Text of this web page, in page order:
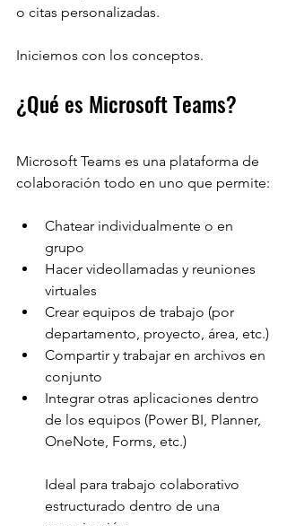
o citas personalizadas.
Iniciemos con los conceptos.
¿Qué es Microsoft Teams?
Microsoft Teams es una plataforma de
colaboración todo en uno que permite:
Chatear individualmente o en
grupo
Hacer videollamadas y reuniones
virtuales
Crear equipos de trabajo (por
departamento, proyecto, área, etc.)
Compartir y trabajar en archivos en
conjunto
Integrar otras aplicaciones dentro
de los equipos (Power BI, Planner,
OneNote, Forms, etc.)
Ideal para trabajo colaborativo
estructurado dentro de una